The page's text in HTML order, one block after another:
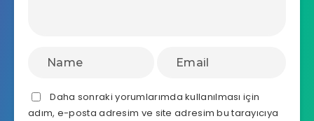
Daha sonraki yorumlarımda kullanılması için
adım, e-posta adresim ve site adresim bu tarayıcıya